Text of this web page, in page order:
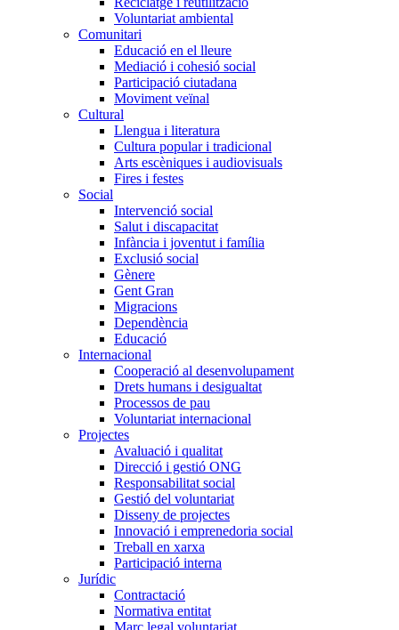
Voluntariat ambiental
Comunitari
Educació en el lleure
Mediació i cohesió social
Participació ciutadana
Moviment veïnal
Cultural
Llengua i literatura
Cultura popular i tradicional
Arts escèniques i audiovisuals
Fires i festes
Social
Intervenció social
Salut i discapacitat
Infància i joventut i família
Exclusió social
Gènere
Gent Gran
Migracions
Dependència
Educació
Internacional
Cooperació al desenvolupament
Drets humans i desigualtat
Processos de pau
Voluntariat internacional
Projectes
Avaluació i qualitat
Direcció i gestió ONG
Responsabilitat social
Gestió del voluntariat
Disseny de projectes
Innovació i emprenedoria social
Treball en xarxa
Participació interna
Jurídic
Contractació
Normativa entitat
Marc legal voluntariat